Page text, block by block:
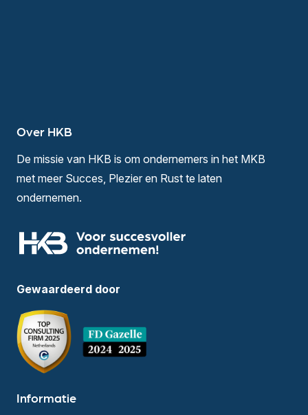
Over HKB
De missie van HKB is om ondernemers in het MKB
met meer Succes, Plezier en Rust te laten
ondernemen.
Gewaardeerd door
Informatie